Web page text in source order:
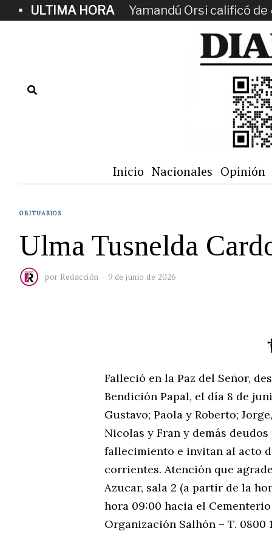
ULTIMA HORA Yamandú Orsi calificó
Inicio Nacionales Opinión
OBITUARIOS
Ulma Tusnelda
por Redacción 9 de junio de 2026
Falleció en la Paz del Señor,
Bendición Papal, el día 8 de
Gustavo; Paola y Roberto;
Nicolas y Fran y demás
fallecimiento e invitan al acto
corrientes. Atención que
Azucar, sala 2 (a partir de la
hora 09:00 hacia el
Organización Salhón – T. 0800